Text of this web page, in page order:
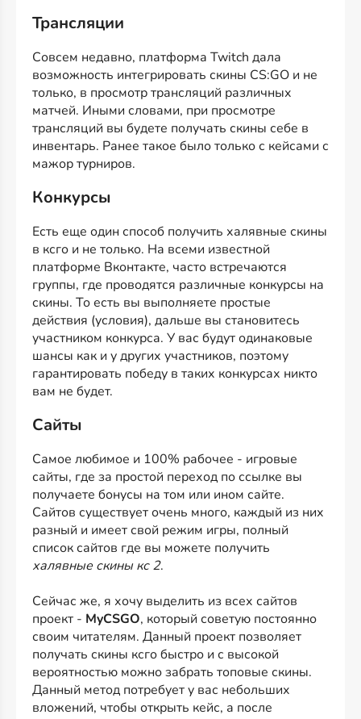
Трансляции
Совсем недавно, платформа Twitch дала
возможность интегрировать скины CS:GO и не
только, в просмотр трансляций различных
матчей. Иными словами, при просмотре
трансляций вы будете получать скины себе в
инвентарь. Ранее такое было только с кейсами с
мажор турниров.
Конкурсы
Есть еще один способ получить халявные скины
в ксго и не только. На всеми известной
платформе Вконтакте, часто встречаются
группы, где проводятся различные конкурсы на
скины. То есть вы выполняете простые
действия (условия), дальше вы становитесь
участником конкурса. У вас будут одинаковые
шансы как и у других участников, поэтому
гарантировать победу в таких конкурсах никто
вам не будет.
Сайты
Самое любимое и 100% рабочее - игровые
сайты, где за простой переход по ссылке вы
получаете бонусы на том или ином сайте.
Сайтов существует очень много, каждый из них
разный и имеет свой режим игры, полный
список сайтов где вы можете получить
халявные скины кс 2.
Сейчас же, я хочу выделить из всех сайтов
проект - MyCSGO, который советую постоянно
своим читателям. Данный проект позволяет
получать скины ксго быстро и с высокой
вероятностью можно забрать топовые скины.
Данный метод потребует у вас небольших
вложений, чтобы открыть кейс, а после